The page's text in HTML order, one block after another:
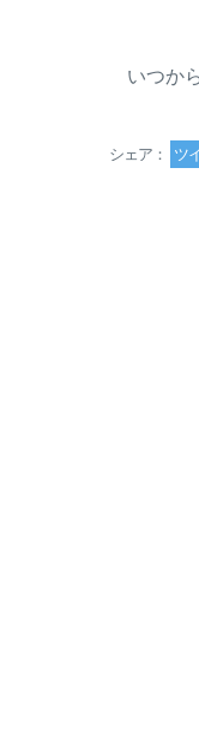
いつか
シェア： ツ